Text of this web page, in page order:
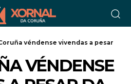
véndense vivendas a pesar
VÉNDENSE